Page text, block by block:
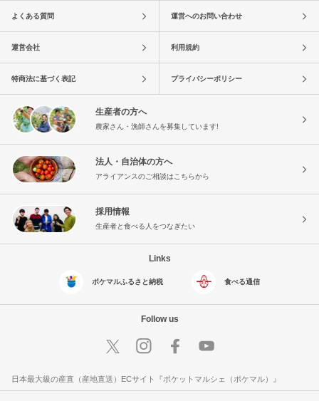
よくある質問 運営へのお問い合わせ
運営会社 利用規約
特商法に基づく表記 プライバシーポリシー
生産者の方へ
農家さん・漁師さんを募集しています!
法人・自治体の方へ
アライアンスのご相談はこちらから
採用情報
生産者と食べる人をつなぎたい
Links
ポケマルふるさと納税 食べる通信
Follow us
日本最大級の産直（産地直送）ECサイト『ポケットマルシェ（ポケマル）』